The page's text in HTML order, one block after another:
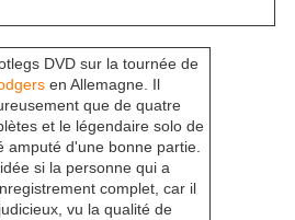
DVD sur la tournée de
en Allemagne. Il
que de quatre
et le légendaire solo de
amputé d'une bonne partie.
si la personne qui a
complet, car il
vu la qualité de